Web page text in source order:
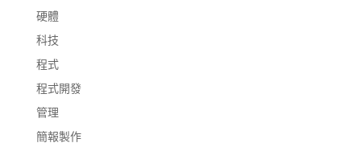
硬體
科技
程式
程式開發
管理
簡報製作